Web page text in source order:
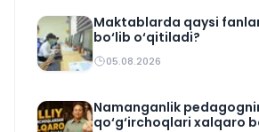
Maktablarda qaysi
bo‘lib o‘qitiladi?
05.08.2026
Namanganlik
qo‘g‘irchoqlari xalqaro